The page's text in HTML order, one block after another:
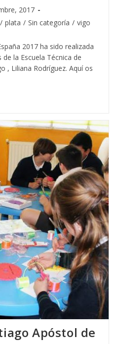
2017
/ plata / Sin categoría / vigo
2017 ha sido realizada
la Escuela Técnica de
, Liliana Rodríguez. Aquí os
Apóstol de